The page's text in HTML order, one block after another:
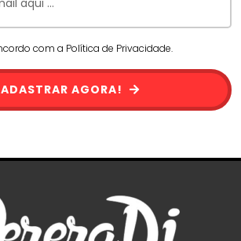
com a Política de Privacidade.
AGORA!